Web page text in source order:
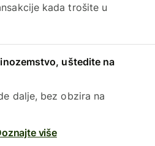
kada trošite u
uštedite na
dalje, bez obzira na
više